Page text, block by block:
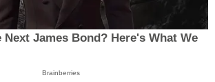
James Bond? Here's What We
Brainberries